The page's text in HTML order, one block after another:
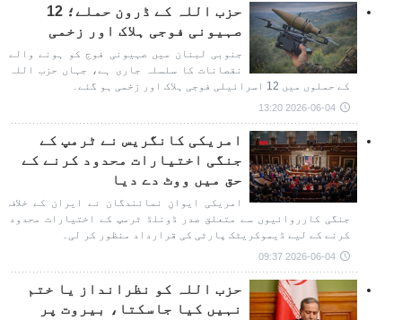
حزب اللہ کے ڈرون حملے؛ 12
صہیونی فوجی ہلاک اور زخمی
جنوبی لبنان میں صہیونی فوج کو ہونے والے
نقصانات کا سلسلہ جاری ہے، جہاں حزب اللہ
کے حملوں میں 12 اسرائیلی فوجی ہلاک اور زخمی ہو گئے۔
2026-06-04 13:20
امریکی کانگریس نے ٹرمپ کے
جنگی اختیارات محدود کرنے کے
حق میں ووٹ دے دیا
امریکی ایوانِ نمائندگان نے ایران کے خلاف
جنگی کارروائیوں سے متعلق صدر ڈونلڈ ٹرمپ کے اختیارات محدود
کرنے کے لیے ڈیموکریٹک پارٹی کی قرارداد منظور کر لی۔
2026-06-04 09:37
حزب اللہ کو نظرانداز یا ختم
نہیں کیا جاسکتا، بیروت پر